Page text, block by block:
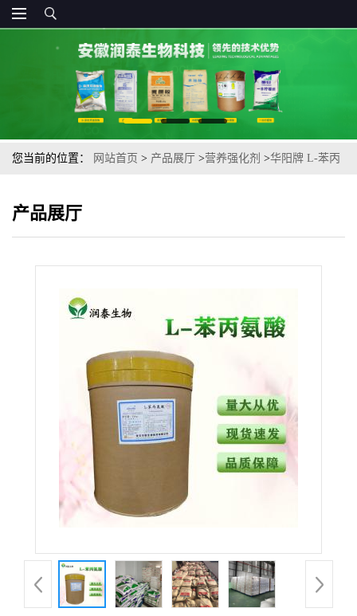
您当前的位置： 网站首页 > 产品展厅 >营养强化剂 >华阳牌 L-苯丙
产品展厅